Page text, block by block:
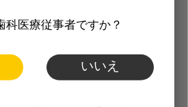
科医療従事者ですか？
いいえ